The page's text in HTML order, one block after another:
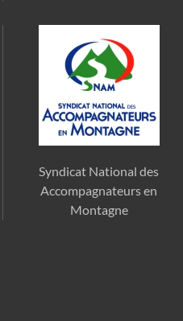
Syndicat National des
Accompagnateurs en
Montagne